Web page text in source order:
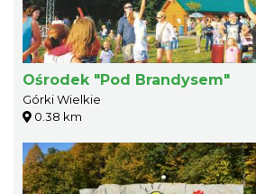
Ośrodek "Pod Brandysem"
Górki Wielkie
0.38 km